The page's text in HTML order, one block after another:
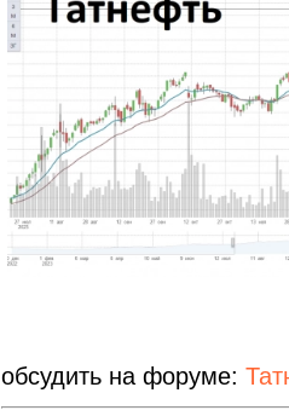
обсудить на форуме: